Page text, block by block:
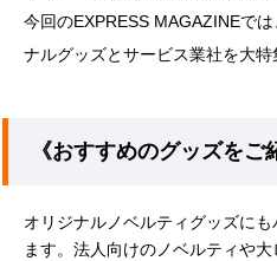
今回のEXPRESS MAGAZINEで
ナルグッズとサービス業社を大特
《おすすめのグッズをご
オリジナルノベルティグッズに
ます。法人向けのノベルティや